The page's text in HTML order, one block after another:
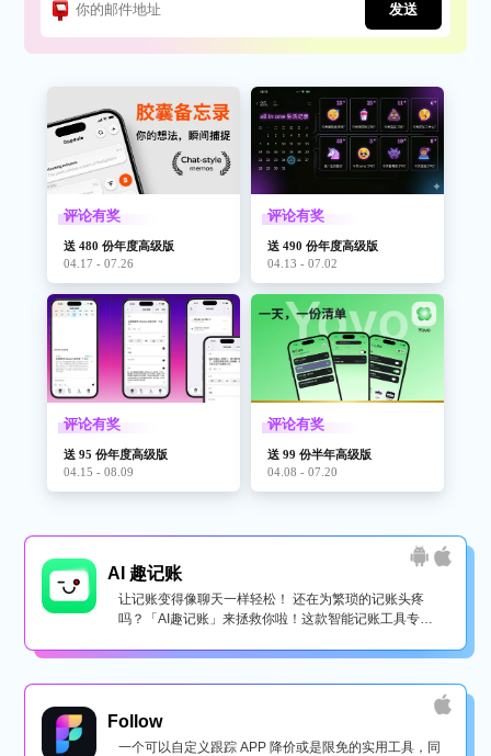
发送
评论有奖
送 480 份年度高级版
04.17 - 07.26
评论有奖
送 490 份年度高级版
04.13 - 07.02
评论有奖
送 95 份年度高级版
04.15 - 08.09
评论有奖
送 99 份半年高级版
04.08 - 07.20
AI 趣记账
让记账变得像聊天一样轻松！ 还在为繁琐的记账头疼
吗？「AI趣记账」来拯救你啦！这款智能记账工具专为
Follow
一个可以自定义跟踪 APP 降价或是限免的实用工具，同